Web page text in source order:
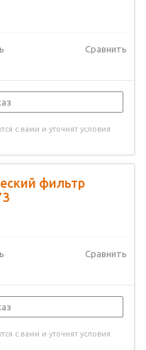
Сравнить
с вами и уточнят условия
фильтр
Сравнить
с вами и уточнят условия